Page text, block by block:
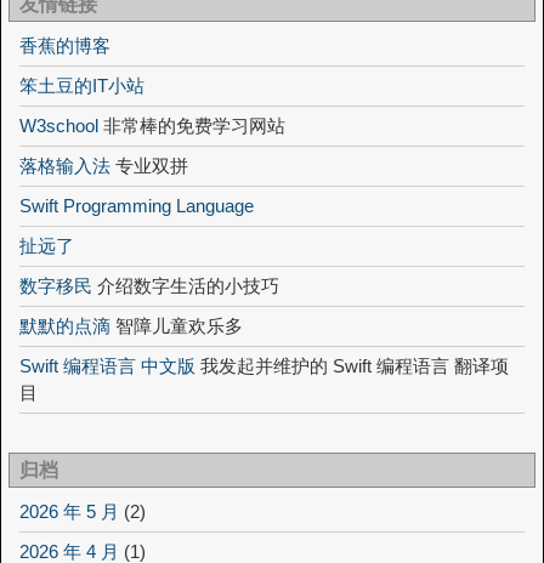
友情链接
香蕉的博客
笨土豆的IT小站
W3school 非常棒的免费学习网站
落格输入法 专业双拼
Swift Programming Language
扯远了
数字移民 介绍数字生活的小技巧
默默的点滴 智障儿童欢乐多
Swift 编程语言 中文版 我发起并维护的 Swift 编程语言 翻译项
目
归档
2026 年 5 月 (2)
2026 年 4 月 (1)